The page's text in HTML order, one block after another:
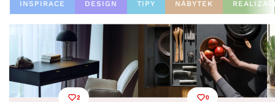
INSPIRACE DESIGN TIPY NÁBYTEK
2 0